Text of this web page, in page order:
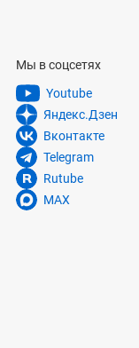
Мы в соцсетях
Youtube
Яндекс.Дзен
Вконтакте
Telegram
Rutube
MAX